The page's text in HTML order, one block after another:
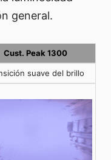
general.
Cust. Peak 1300
suave del brillo